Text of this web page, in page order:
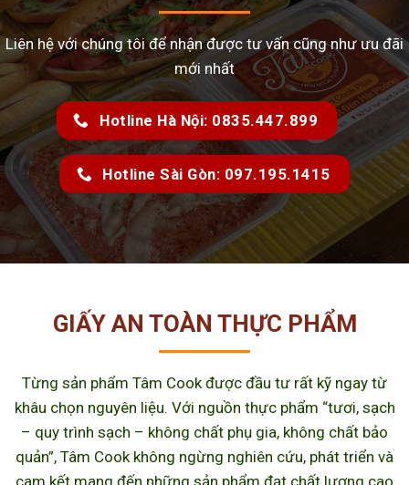
Liên hệ với chúng tôi để nhận được tư vấn cũng như ưu đãi
mới nhất
Hotline Hà Nội: 0835.447.899
Hotline Sài Gòn: 097.195.1415
GIẤY AN TOÀN THỰC PHẨM
Từng sản phẩm Tâm Cook được đầu tư rất kỹ ngay từ
khâu chọn nguyên liệu. Với nguồn thực phẩm “tươi, sạch
– quy trình sạch – không chất phụ gia, không chất bảo
quản”, Tâm Cook không ngừng nghiên cứu, phát triển và